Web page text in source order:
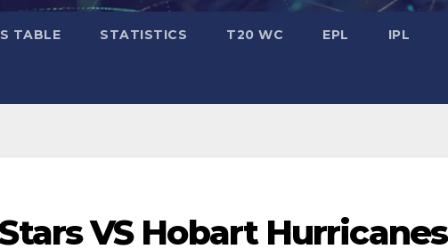
TABLE STATISTICS T20 WC EPL IPL
VS Hobart Hurricanes